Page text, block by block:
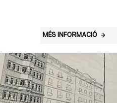
MÉS INFORMACIÓ